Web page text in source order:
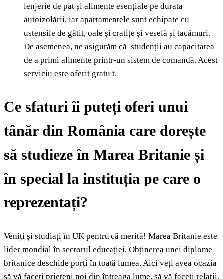
lenjerie de pat și alimente esențiale pe durata
autoizolării, iar apartamentele sunt echipate cu
ustensile de gătit, oale și cratițe și veselă și tacâmuri.
De asemenea, ne asigurăm că studenții au capacitatea
de a primi alimente printr-un sistem de comandă. Acest
serviciu este oferit gratuit.
Ce sfaturi îi puteți oferi unui
tânăr din România care dorește
să studieze în Marea Britanie și
în special la instituția pe care o
reprezentați?
Veniți și studiați în UK pentru că merită! Marea Britanie este
lider mondial în sectorul educației. Obținerea unei diplome
britanice deschide porți în toată lumea. Aici veți avea ocazia
să vă faceți prieteni noi din întreaga lume, să vă faceți relații,